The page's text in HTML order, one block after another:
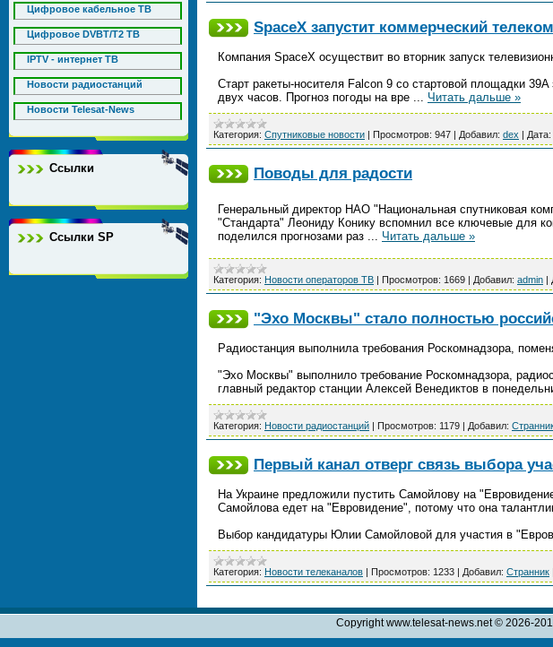
Цифровое кабельное ТВ
Цифровое DVBT/T2 ТВ
IPTV - интернет ТВ
Новости радиостанций
Новости Telesat-News
Ссылки
Ссылки SP
SpaceX запустит коммерческий
Компания SpaceX осуществит во вторник запуск
Старт ракеты-носителя Falcon 9 со стартовой площадки
двух часов. Прогноз погоды на вре ... Читать дальше »
Категория: Спутниковые новости | Просмотров: 947 | Добавил: dex | Дата:
Поводы для радости
Генеральный директор НАО "Национальная спутниковая
"Стандарта" Леониду Конику вспомнил все ключевые для
поделился прогнозами раз ... Читать дальше »
Категория: Новости операторов ТВ | Просмотров: 1669 | Добавил: admin |
"Эхо Москвы" стало полностью
Радиостанция выполнила требования Роскомнадзора,
"Эхо Москвы" выполнило требование Роскомнадзора,
главный редактор станции Алексей Венедиктов в
Категория: Новости радиостанций | Просмотров: 1179 | Добавил:
Первый канал отверг связь выбора
На Украине предложили пустить Самойлову на
Самойлова едет на "Евровидение", потому что она
Выбор кандидатуры Юлии Самойловой для участия в
Категория: Новости телеканалов | Просмотров: 1233 | Добавил: Странник
Copyright www.telesat-news.net © 2026-